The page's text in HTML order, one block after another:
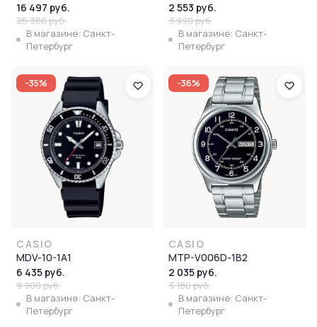
16 497 руб.
25 380 руб.
В магазине: Санкт-
Петербург
2 553 руб.
3 990 руб.
В магазине: Санкт-
Петербург
-35%
CASIO
MDV-10-1A1
6 435 руб.
9 900 руб.
В магазине: Санкт-
Петербург
-36%
CASIO
MTP-V006D-1B2
2 035 руб.
3 180 руб.
В магазине: Санкт-
Петербург